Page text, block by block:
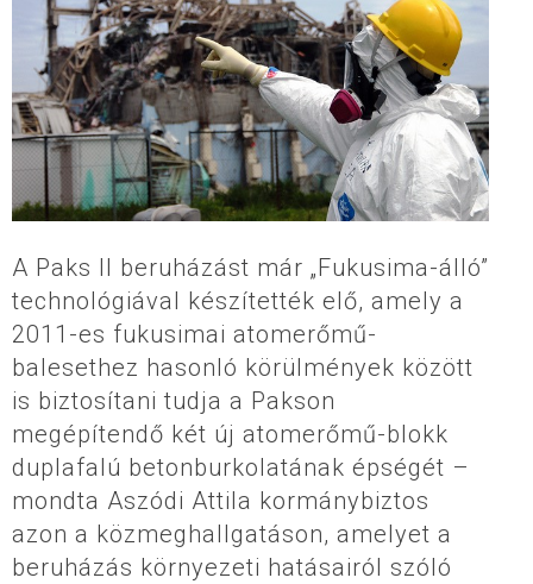
A Paks II beruházást már „Fukusima-álló”
technológiával készítették elő, amely a
2011-es fukusimai atomerőmű-
balesethez hasonló körülmények között
is biztosítani tudja a Pakson
megépítendő két új atomerőmű-blokk
duplafalú betonburkolatának épségét –
mondta Aszódi Attila kormánybiztos
azon a közmeghallgatáson, amelyet a
beruházás környezeti hatásairól szóló